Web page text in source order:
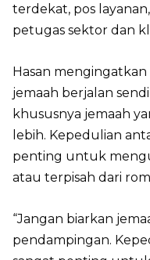
terdekat, pos
petugas sektor dan
Hasan
jemaah berjalan
khususnya jemaah
lebih. Kepedulian
penting untuk
atau terpisah dari
“Jangan biarkan
pendampingan.